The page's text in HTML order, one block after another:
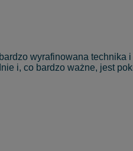
wyrafinowana technika
i, co bardzo ważne, jest